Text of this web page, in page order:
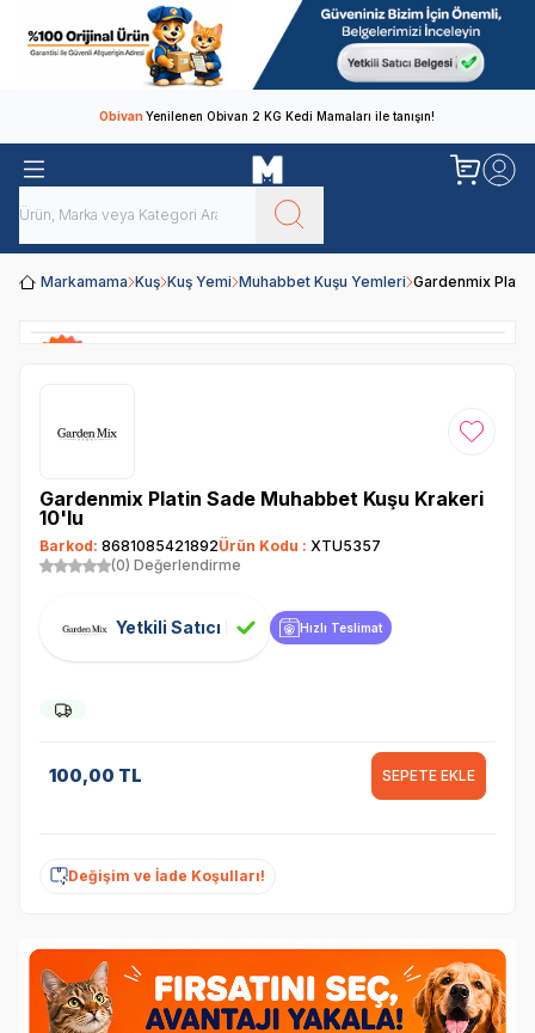
ObivanYenilenen Obivan 2 KG Kedi Mamaları ile tanışın!
Markamama Kuş Kuş Yemi Muhabbet Kuşu Yemleri Gardenmix
Favoriye
Gardenmix Platin Sade Muhabbet Kuşu Krakeri
10'lu
Barkod: 8681085421892Ürün Kodu : XTU5357
(0) Değerlendirme
Yetkili Satıcı Hızlı Teslimat
100,00 TL SEPETE EKLE
Değişim ve İade Koşulları!